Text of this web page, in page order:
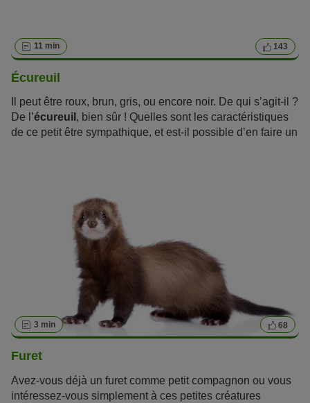
11 min 143
Écureuil
Il peut être roux, brun, gris, ou encore noir. De qui s’agit-il ?
De l’écureuil , bien sûr ! Quelles sont les caractéristiques
de ce petit être sympathique, et est-il possible d’en faire un
3 min 68
Furet
Avez-vous déjà un furet comme petit compagnon ou vous
intéressez-vous simplement à ces petites créatures